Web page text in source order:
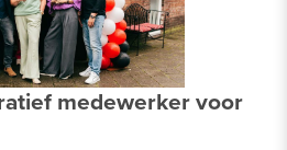
medewerker voor